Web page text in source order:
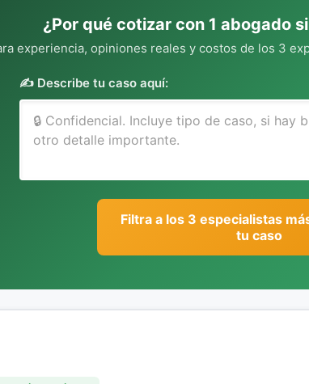
¿Por qué cotizar con 1 abogado
experiencia, opiniones reales y costos de los 3
✍️ Describe tu caso aquí:
Filtra a los 3 especialistas
tu caso